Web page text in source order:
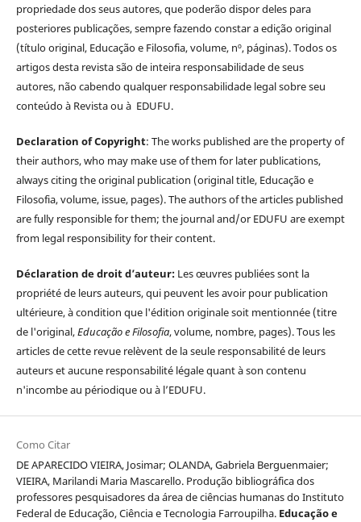
propriedade dos seus autores, que poderão dispor deles para
posteriores publicações, sempre fazendo constar a edição original
(título original, Educação e Filosofia, volume, nº, páginas). Todos os
artigos desta revista são de inteira responsabilidade de seus
autores, não cabendo qualquer responsabilidade legal sobre seu
conteúdo à Revista ou à EDUFU.
Declaration of Copyright: The works published are the property of
their authors, who may make use of them for later publications,
always citing the original publication (original title, Educação e
Filosofia, volume, issue, pages). The authors of the articles published
are fully responsible for them; the journal and/or EDUFU are exempt
from legal responsibility for their content.
Déclaration de droit d’auteur: Les œuvres publiées sont la
propriété de leurs auteurs, qui peuvent les avoir pour publication
ultérieure, à condition que l'édition originale soit mentionnée (titre
de l'original,Educação e Filosofia, volume, nombre, pages). Tous les
articles de cette revue relèvent de la seule responsabilité de leurs
auteurs et aucune responsabilité légale quant à son contenu
n'incombe au périodique ou à l’EDUFU.
Como Citar
DE APARECIDO VIEIRA, Josimar; OLANDA, Gabriela Berguenmaier;
VIEIRA, Marilandi Maria Mascarello. Produção bibliográfica dos
professores pesquisadores da área de ciências humanas do Instituto
Federal de Educação, Ciência e Tecnologia Farroupilha. Educação e